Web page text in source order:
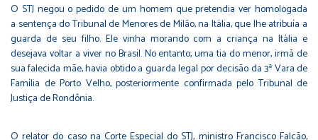
O STJ negou o pedido de um homem que pretendia ver homologada
a sentença do Tribunal de Menores de Milão, na Itália, que lhe atribuía a
guarda de seu filho. Ele vinha morando com a criança na Itália e
desejava voltar a viver no Brasil. No entanto, uma tia do menor, irmã de
sua falecida mãe, havia obtido a guarda legal por decisão da 3ª Vara de
Família de Porto Velho, posteriormente confirmada pelo Tribunal de
Justiça de Rondônia.
O relator do caso na Corte Especial do STJ, ministro Francisco Falcão,